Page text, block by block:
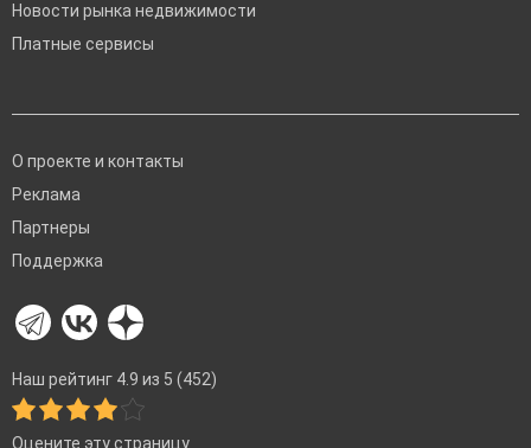
Новости рынка недвижимости
Платные сервисы
О проекте и контакты
Реклама
Партнеры
Поддержка
Наш рейтинг 4.9 из 5 (452)
Оцените эту страницу